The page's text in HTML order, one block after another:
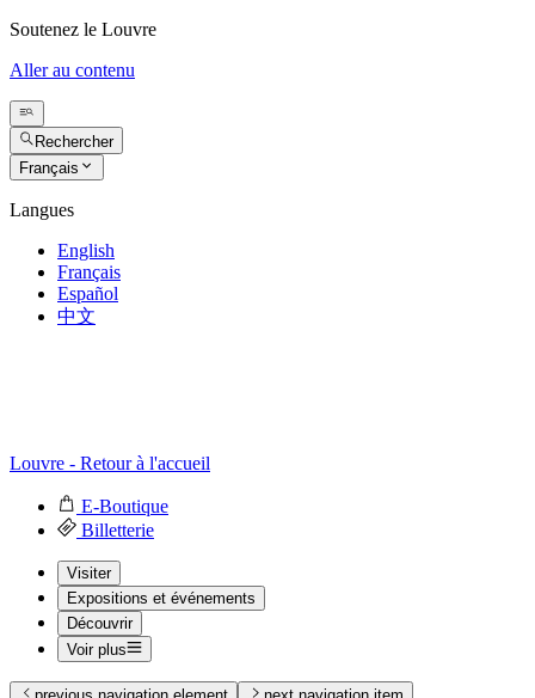
Soutenez le Louvre
Aller au contenu
Rechercher
Français
Langues
English
Français
Español
中文
Louvre - Retour à l'accueil
E-Boutique
Billetterie
Visiter
Expositions et événements
Découvrir
Voir plus